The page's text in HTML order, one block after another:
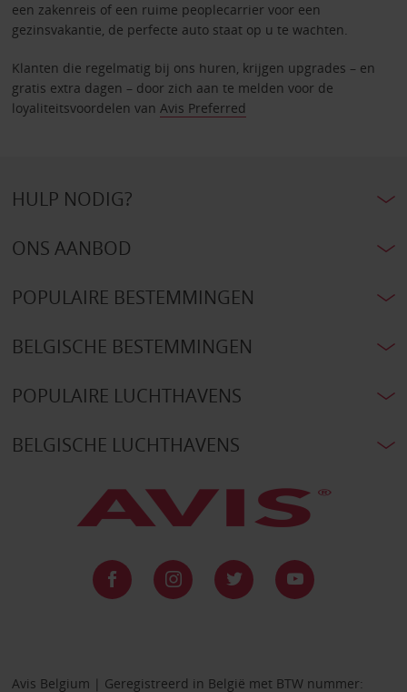
een zakenreis of een ruime peoplecarrier voor een
gezinsvakantie, de perfecte auto staat op u te wachten.
Klanten die regelmatig bij ons huren, krijgen upgrades – en
gratis extra dagen – door zich aan te melden voor de
loyaliteitsvoordelen van Avis Preferred
HULP NODIG?
ONS AANBOD
POPULAIRE BESTEMMINGEN
BELGISCHE BESTEMMINGEN
POPULAIRE LUCHTHAVENS
BELGISCHE LUCHTHAVENS
Avis Belgium | Geregistreerd in België met BTW nummer: